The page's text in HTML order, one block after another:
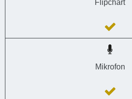
Flipchart
Mikrofon